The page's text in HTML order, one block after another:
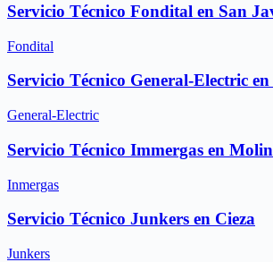
Servicio Técnico Fondital en San
Fondital
Servicio Técnico General-Electric
General-Electric
Servicio Técnico Immergas en
Inmergas
Servicio Técnico Junkers en Cieza
Junkers